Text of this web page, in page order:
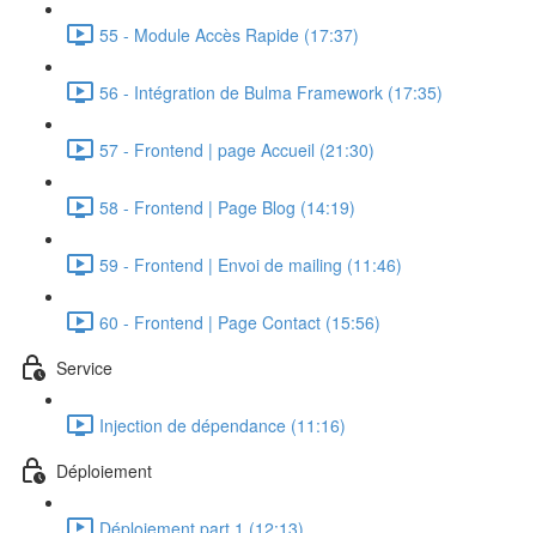
55 - Module Accès Rapide (17:37)
56 - Intégration de Bulma Framework (17:35)
57 - Frontend | page Accueil (21:30)
58 - Frontend | Page Blog (14:19)
59 - Frontend | Envoi de mailing (11:46)
60 - Frontend | Page Contact (15:56)
Service
Injection de dépendance (11:16)
Déploiement
Déploiement part 1 (12:13)